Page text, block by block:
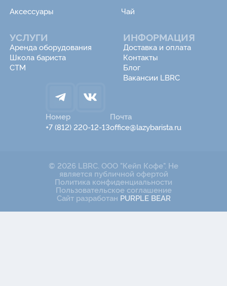
Аксессуары Чай
УСЛУГИ
Аренда оборудования
Школа бариста
СТМ
ИНФОРМАЦИЯ
Доставка и оплата
Контакты
Блог
Вакансии LBRC
Номер
+7 (812) 220-12-13
Почта
office@lazybarista.ru
© 2026 LBRC. ООО "Кейп Кофе". Не
является публичной офертой
Политика конфиденциальности
Пользовательское соглашение
Сайт разработан PURPLE BEAR